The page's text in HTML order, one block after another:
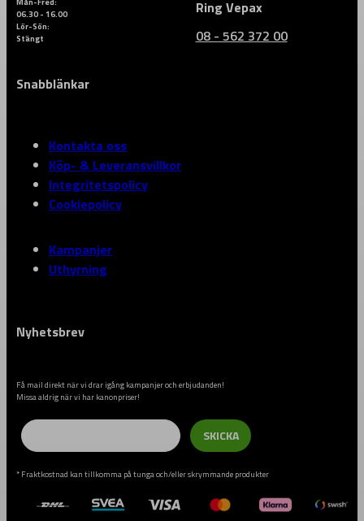
06.30 - 16.00
Lör-Sön:
Stängt
Ring Vepax
08 - 562 372 00
Snabblänkar
Kontakta oss
Köp- & Leveransvillkor
Integritetspolicy
Cookiepolicy
Kampanjer
Uthyrning
Nyhetsbrev
Få mail direkt när vi drar igång kampanjer och erbjudanden!
Missa aldrig när vi har kanonpriser!
Email
SKICKA
* Fraktkostnad kan tillkomma på tunga och/eller skrymmande produkter